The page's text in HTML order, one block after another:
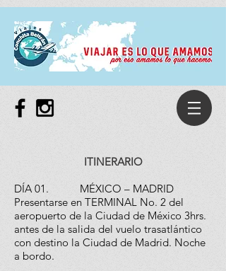
ITINERARIO
DÍA 01. MÉXICO – MADRID
Presentarse en TERMINAL No. 2 del
aeropuerto de la Ciudad de México 3hrs.
antes de la salida del vuelo trasatlántico
con destino la Ciudad de Madrid. Noche
a bordo.